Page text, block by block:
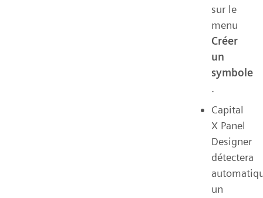
sur le
menu
Créer
un
symbole
.
Capital
X Panel
Designer
détectera
un